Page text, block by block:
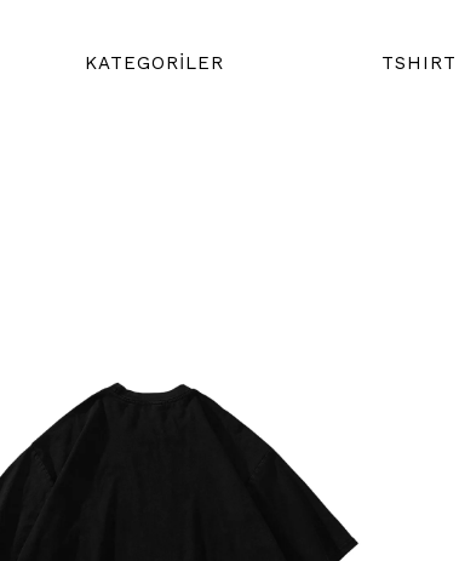
KATEGORİLER TSHIRT